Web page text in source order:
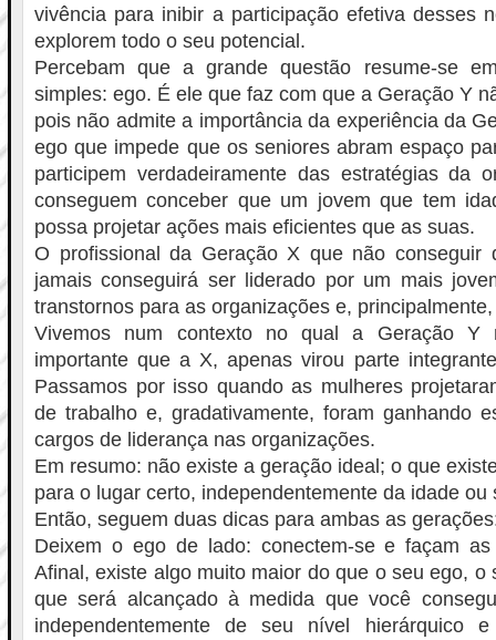
vivência para inibir a participação efetiva desses
explorem todo o seu potencial.
Percebam que a grande questão resume-se
simples: ego. É ele que faz com que a Geração Y
pois não admite a importância da experiência da
ego que impede que os seniores abram espaço
participem verdadeiramente das estratégias da
conseguem conceber que um jovem que tem
possa projetar ações mais eficientes que as suas.
O profissional da Geração X que não conseguir
jamais conseguirá ser liderado por um mais
transtornos para as organizações e,
Vivemos num contexto no qual a Geração Y
importante que a X, apenas virou parte
Passamos por isso quando as mulheres
de trabalho e, gradativamente, foram ganhando
cargos de liderança nas organizações.
Em resumo: não existe a geração ideal; o que
para o lugar certo, independentemente da idade ou
Então, seguem duas dicas para ambas as
Deixem o ego de lado: conectem-se e façam as
Afinal, existe algo muito maior do que o seu ego, o
que será alcançado à medida que você
independentemente de seu nível hierárquico